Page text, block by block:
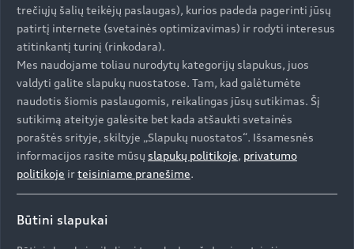
trečiųjų šalių teikėjų paslaugas), kurios padeda pagerinti jūsų
patirtį internete (svetainės optimizavimas) ir rodyti interesus
atitinkantį turinį (rinkodara).
Mes naudojame toliau nurodytų kategorijų slapukus, juos
valdyti galite slapukų nuostatose. Tam, kad galėtumėte
naudotis šiomis paslaugomis, reikalingas jūsų sutikimas. Šį
sutikimą ateityje galėsite bet kada atšaukti svetainės
poraštės srityje, skiltyje „Slapukų nuostatos“. Išsamesnės
informacijos rasite mūsų slapukų politikoje, privatumo
politikoje irteisiniame pranešime.
Būtini slapukai